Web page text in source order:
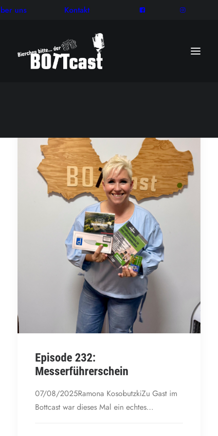
uns Kontakt
Episode 232:
Messerführerschein
07/08/2025Ramona KosobutzkiZu Gast im
Bottcast war dieses Mal ein echtes…